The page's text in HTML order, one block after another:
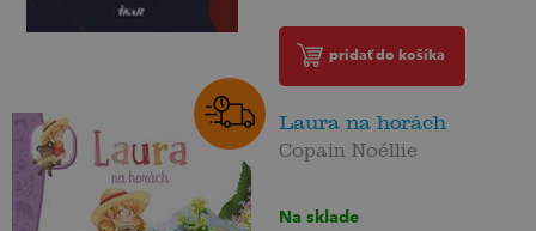
pridať do košíka
Laura na horách
Copain Noéllie
Na sklade